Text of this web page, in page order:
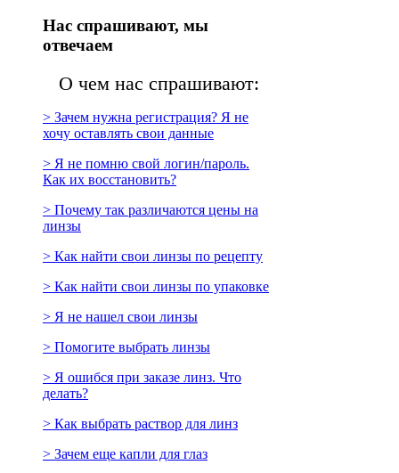
Нас спрашивают, мы
отвечаем
О чем нас спрашивают:
> Зачем нужна регистрация? Я не
хочу оставлять свои данные
> Я не помню свой логин/пароль.
Как их восстановить?
> Почему так различаются цены на
линзы
> Как найти свои линзы по рецепту
> Как найти свои линзы по упаковке
> Я не нашел свои линзы
> Помогите выбрать линзы
> Я ошибся при заказе линз. Что
делать?
> Как выбрать раствор для линз
> Зачем еще капли для глаз